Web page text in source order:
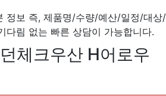
정보 즉, 제품명/수량/예산/일정/대상/
다림 없는 빠른 상담이 가능합니다.
체크우산 H어로우